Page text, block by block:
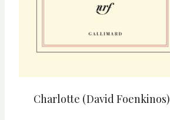
Charlotte (David Foenkinos)